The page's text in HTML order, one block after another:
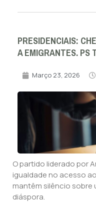
PRESIDENCIAIS:
A EMIGRANTES. PS
Março 23, 2026
O partido liderado por
igualdade no acesso
mantêm silêncio sobre
diáspora.